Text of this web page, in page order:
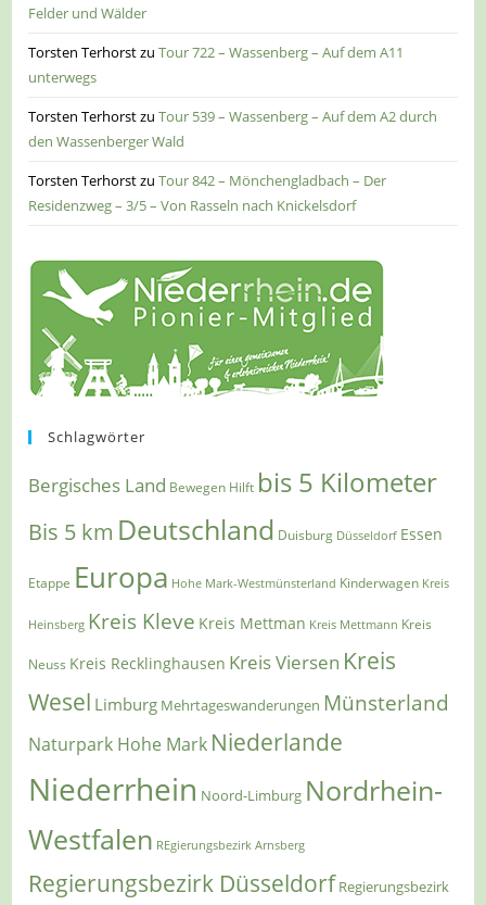
Felder und Wälder
Torsten TerhorstzuTour 722 – Wassenberg – Auf dem A11
unterwegs
Torsten TerhorstzuTour 539 – Wassenberg – Auf dem A2 durch
den Wassenberger Wald
Torsten TerhorstzuTour 842 – Mönchengladbach – Der
Residenzweg – 3/5 – Von Rasseln nach Knickelsdorf
Schlagwörter
Bergisches Land Bewegen Hilft bis 5 Kilometer
Bis 5 km Deutschland Duisburg Düsseldorf Essen
Etappe Europa Hohe Mark-Westmünsterland Kinderwagen Kreis
Heinsberg Kreis Kleve Kreis Mettman Kreis Mettmann Kreis
Neuss Kreis Recklinghausen Kreis Viersen Kreis
Wesel Limburg Mehrtageswanderungen Münsterland
Naturpark Hohe Mark Niederlande
Niederrhein Noord-Limburg Nordrhein-
Westfalen REgierungsbezirk Arnsberg
Regierungsbezirk Düsseldorf Regierungsbezirk